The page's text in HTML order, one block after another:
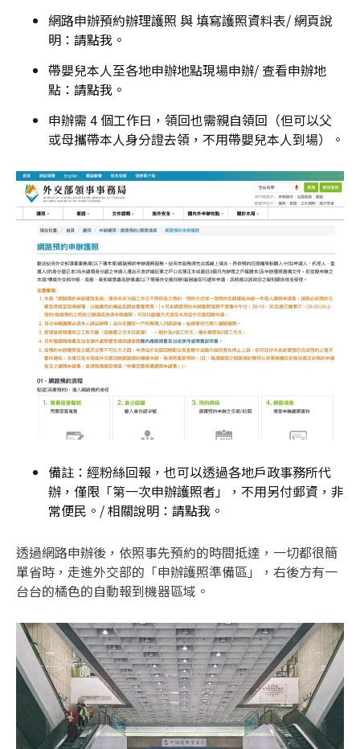
網路申辦預約辦理護照 與 填寫護照資料表/ 網頁說
明： 請點我 。
帶嬰兒本人至各地申辦地點現場申辦/ 查看申辦地
點： 請點我 。
申辦需 4 個工作日，領回也需親自領回（但可以父
或母攜帶本人身分證去領，不用帶嬰兒本人到場）。
備註：經粉絲回報，也可以透過各地戶政事務所代
辦，僅限「第一次申辦護照者」，不用另付郵資，非
常便民。/ 相關說明： 請點我 。
透過網路申辦後，依照事先預約的時間抵達，一切都很簡
單省時，走進外交部的「申辦護照準備區」，右後方有一
台台的橘色的自動報到機器區域。